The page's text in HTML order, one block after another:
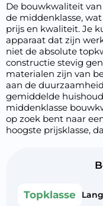
De bouwkwaliteit
de middenklasse,
prijs en kwaliteit. Je
apparaat dat zijn
niet de absolute
constructie stevig
materialen zijn van
aan de
gemiddelde
middenklasse
op zoek bent naar
hoogste prijsklasse,
Topklasse